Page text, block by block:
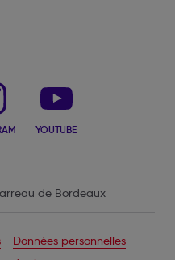
YOUTUBE
de Bordeaux
Données personnelles